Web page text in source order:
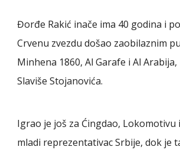
Đorđe Rakić inače ima 40 godina i
Crvenu zvezdu došao zaobilaznim
Minhena 1860, Al Garafe i Al
Slaviše Stojanovića.
Igrao je još za Ćingdao, Lokomotivu
mladi reprezentativac Srbije, dok je